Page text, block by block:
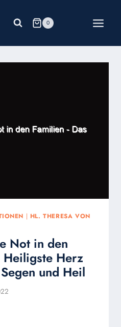
0
| HL. THERESA VON
Not in den
Herz
und Heil